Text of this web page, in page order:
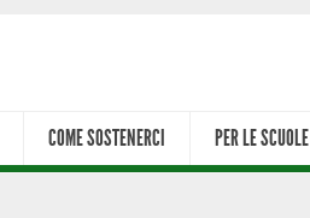
COME SOSTENERCI PER LE SCUOLE